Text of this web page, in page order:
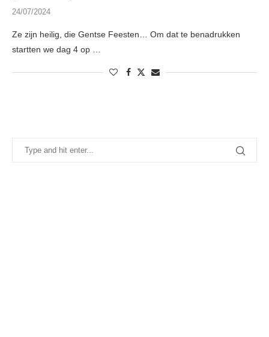
24/07/2024
Ze zijn heilig, die Gentse Feesten… Om dat te benadrukken
startten we dag 4 op …